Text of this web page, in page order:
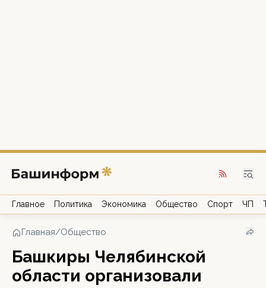
Главное Политика Экономика Общество Спорт ЧП
Главная/Общество
Башкиры Челябинской
области организовали